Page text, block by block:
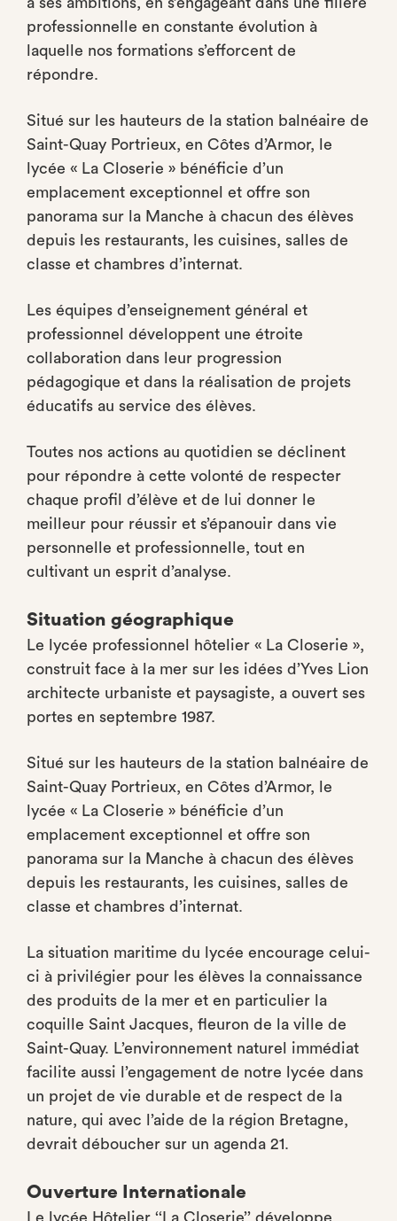
professionnelle en constante évolution à
laquelle nos formations s’efforcent de
répondre.
Situé sur les hauteurs de la station balnéaire de
Saint-Quay Portrieux, en Côtes d’Armor, le
lycée « La Closerie » bénéficie d’un
emplacement exceptionnel et offre son
panorama sur la Manche à chacun des élèves
depuis les restaurants, les cuisines, salles de
classe et chambres d’internat.
Les équipes d’enseignement général et
professionnel développent une étroite
collaboration dans leur progression
pédagogique et dans la réalisation de projets
éducatifs au service des élèves.
Toutes nos actions au quotidien se déclinent
pour répondre à cette volonté de respecter
chaque profil d’élève et de lui donner le
meilleur pour réussir et s’épanouir dans vie
personnelle et professionnelle, tout en
cultivant un esprit d’analyse.
Situation géographique
Le lycée professionnel hôtelier « La Closerie »,
construit face à la mer sur les idées d’Yves Lion
architecte urbaniste et paysagiste, a ouvert ses
portes en septembre 1987.
Situé sur les hauteurs de la station balnéaire de
Saint-Quay Portrieux, en Côtes d’Armor, le
lycée « La Closerie » bénéficie d’un
emplacement exceptionnel et offre son
panorama sur la Manche à chacun des élèves
depuis les restaurants, les cuisines, salles de
classe et chambres d’internat.
La situation maritime du lycée encourage celui-
ci à privilégier pour les élèves la connaissance
des produits de la mer et en particulier la
coquille Saint Jacques, fleuron de la ville de
Saint-Quay. L’environnement naturel immédiat
facilite aussi l’engagement de notre lycée dans
un projet de vie durable et de respect de la
nature, qui avec l’aide de la région Bretagne,
devrait déboucher sur un agenda 21.
Ouverture Internationale
Le lycée Hôtelier ‘‘La Closerie’’ développe